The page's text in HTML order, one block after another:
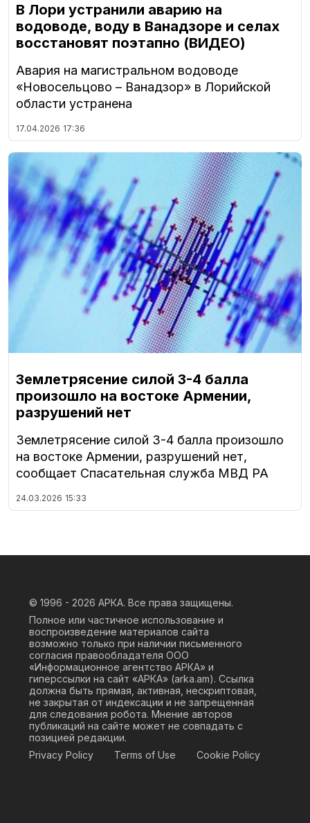
В Лори устранили аварию на
водоводе, воду в Ванадзоре и селах
восстановят поэтапно (ВИДЕО)
Авария на магистральном водоводе
«Новосельцово – Ванадзор» в Лорийской
области устранена
17.04.2026 17:36
Землетрясение силой 3-4 балла
произошло на востоке Армении,
разрушений нет
Землетрясение силой 3-4 балла произошло
на востоке Армении, разрушений нет,
сообщает Спасательная служба МВД РА
24.03.2026 15:33
© 1996 - 2026 АРКА. Все права защищены.
Полное или частичное использование и
воспроизведение материалов сайта
возможно только при наличии письменного
согласия правообладателя ООО
«Информационное агентство АРКА» и
гиперссылки на сайт «АРКА» (arka.am). Ссылка
должна быть прямая, активная, нескриптовая,
не закрытая от индексации и не запрещенная
для следования робота. Мнение авторов
публикаций на сайте может не совпадать с
позицией редакции.
Privacy Policy
Terms of Use Cookie Policy